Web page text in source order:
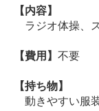
【内容】
ラジオ体操、
【費用】 不要
【持ち物】
動きやすい服